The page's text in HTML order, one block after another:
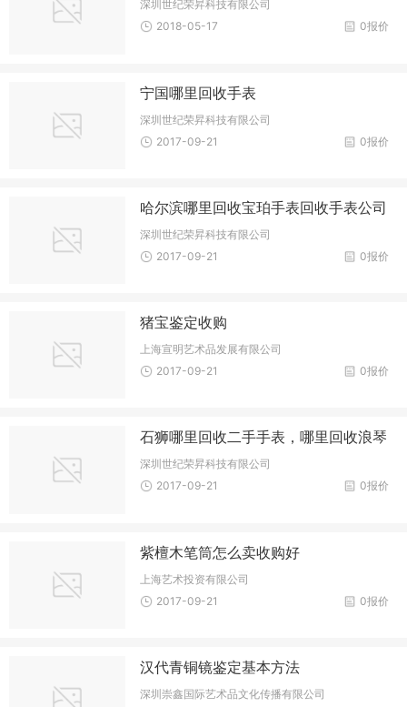
深圳世纪荣昇科技有限公司
0报价
2018-05-17
宁国哪里回收手表
深圳世纪荣昇科技有限公司
0报价
2017-09-21
哈尔滨哪里回收宝珀手表回收手表公司
深圳世纪荣昇科技有限公司
0报价
2017-09-21
猪宝鉴定收购
上海宣明艺术品发展有限公司
0报价
2017-09-21
石狮哪里回收二手手表，哪里回收浪琴
深圳世纪荣昇科技有限公司
0报价
2017-09-21
紫檀木笔筒怎么卖收购好
上海艺术投资有限公司
0报价
2017-09-21
汉代青铜镜鉴定基本方法
深圳崇鑫国际艺术品文化传播有限公司